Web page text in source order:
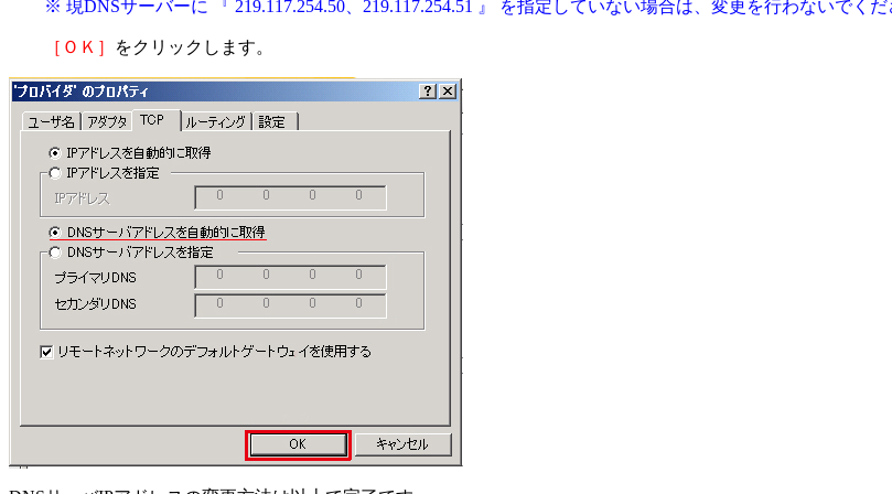
※ 現DNSサーバーに 『 219.117.254.50、219.117.254.51 』 を指定していない場合は、変更を行わないでくだ
［ＯＫ］ をクリックします。